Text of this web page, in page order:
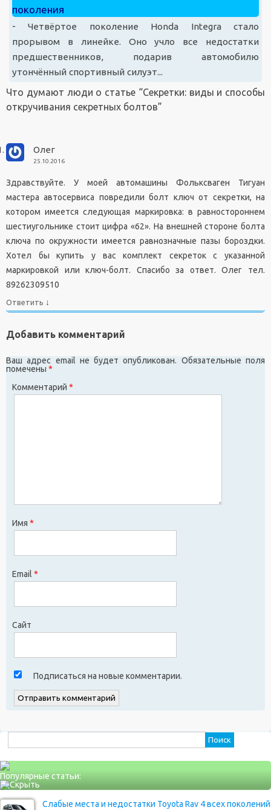
поколения
-Четвёртое поколение Honda Integra стало
прорывом в линейке. Оно учло все недостатки
предшественников, подарив автомобилю
утончённый спортивный силуэт...
Что думают люди о статье “Секретки: виды и способы
откручивания секретных болтов”
Олег
25.10.2016
Здравствуйте. У моей автомашины Фольксваген Тигуан
мастера автосервиса повредили болт ключ от секретки, на
котором имеется следующая маркировка: в равностороннем
шестиугольнике стоит цифра «62». На внешней стороне болта
ключа по окружности имеется равнозначные пазы бороздки.
Хотел бы купить у вас комплект секреток с указанной
маркировкой или ключ-болт. Спасибо за ответ. Олег тел.
89262309510
Ответить ↓
Добавить комментарий
Ваш адрес email не будет опубликован. Обязательные поля
помечены *
Комментарий *
Имя *
Email *
Сайт
Подписаться на новые комментарии.
Популярные статьи:
Слабые места и недостатки Toyota Rav 4 всех поколений